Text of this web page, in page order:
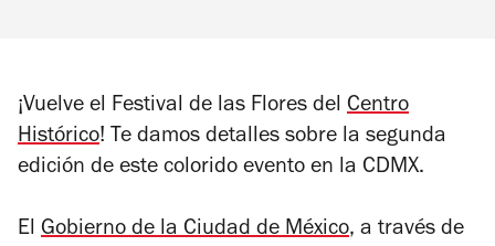
¡Vuelve el Festival de las Flores del Centro
Histórico! Te damos detalles sobre la segunda
edición de este colorido evento en la CDMX.
El Gobierno de la Ciudad de México, a través de